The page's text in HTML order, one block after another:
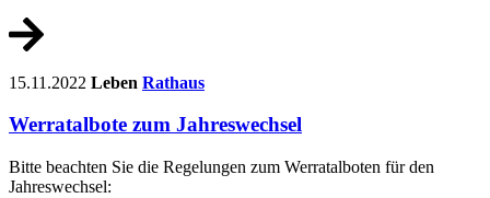
15.11.2022 Leben Rathaus
Werratalbote zum Jahreswechsel
Bitte beachten Sie die Regelungen zum Werratalboten für den
Jahreswechsel: